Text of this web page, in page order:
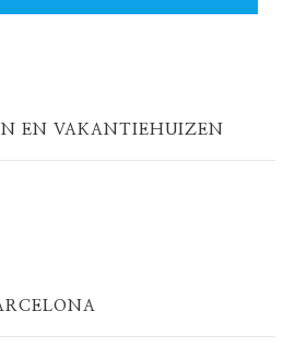
EN VAKANTIEHUIZEN